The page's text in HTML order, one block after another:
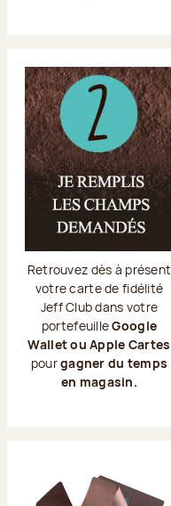
Retrouvez dès à présent
votre carte de fidélité
Jeff Club dans votre
portefeuilleGoogle
Wallet ou Apple Cartes
pourgagner du temps
en magasin.